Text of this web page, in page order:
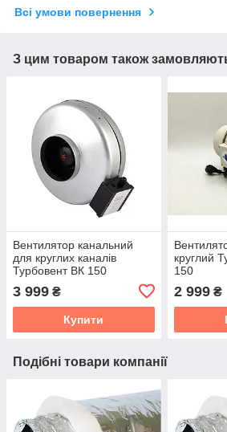
Всі умови повернення
З цим товаром також
Вентилятор канальний
для круглих каналів
Турбовент ВК 150
3 999 ₴
Купити
круглий
150
2 999₴
Подібні товари компанії